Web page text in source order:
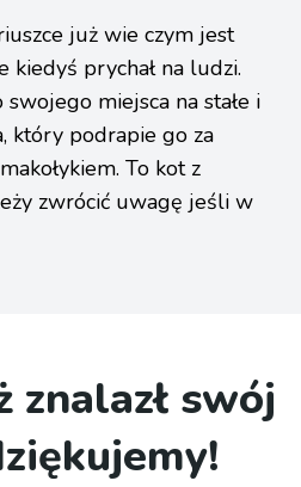
już wie czym jest
kiedyś prychał na ludzi.
miejsca na stałe i
który podrapie go za
To kot z
zwrócić uwagę jeśli w
znalazł swój